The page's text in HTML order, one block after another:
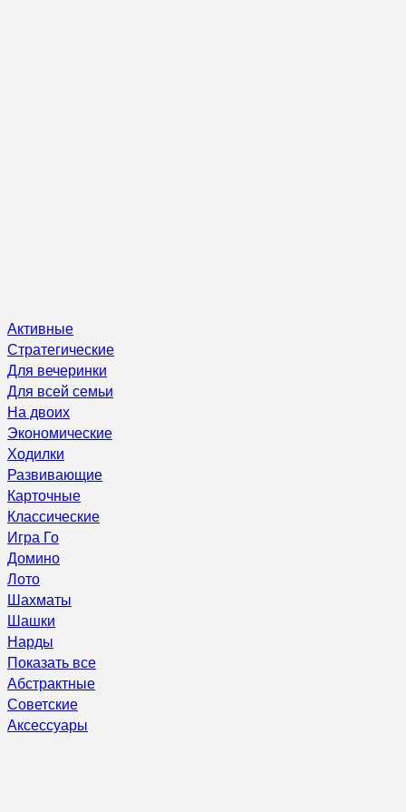
Активные
Стратегические
Для вечеринки
Для всей семьи
На двоих
Экономические
Ходилки
Развивающие
Карточные
Классические
Игра Го
Домино
Лото
Шахматы
Шашки
Нарды
Показать все
Абстрактные
Советские
Аксессуары